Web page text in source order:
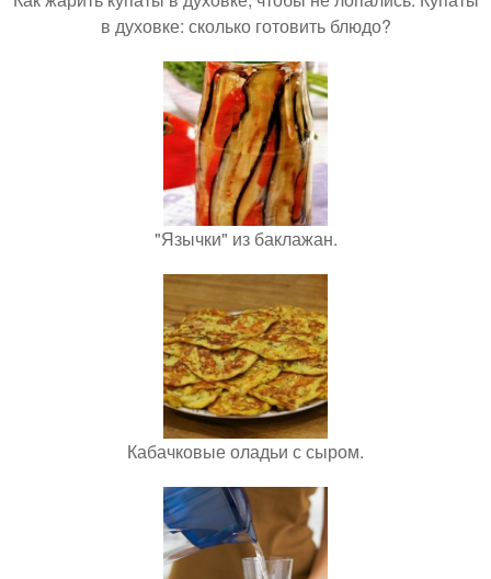
в духовке: сколько готовить блюдо?
"Язычки" из баклажан.
Кабачковые оладьи с сыром.